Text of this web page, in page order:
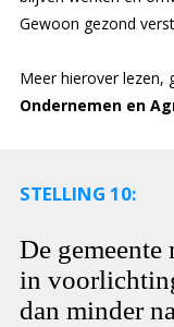
Gewoon gezond
Meer hierover lezen,
Ondernemen en
STELLING 10:
De gemeente
in
dan minder